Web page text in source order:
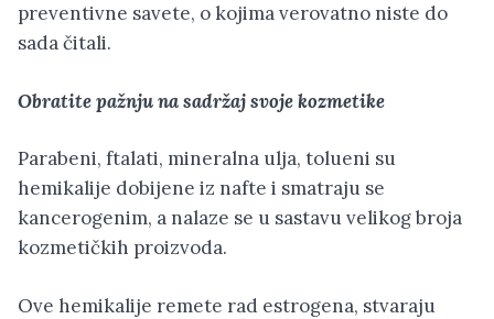
preventivne savete, o kojima verovatno niste do
sada čitali.
Obratite pažnju na sadržaj svoje kozmetike
Parabeni, ftalati, mineralna ulja, tolueni su
hemikalije dobijene iz nafte i smatraju se
kancerogenim, a nalaze se u sastavu velikog broja
kozmetičkih proizvoda.
Ove hemikalije remete rad estrogena, stvaraju